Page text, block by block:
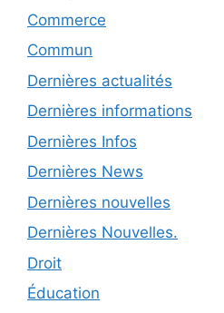
Commerce
Commun
Dernières actualités
Dernières informations
Dernières Infos
Dernières News
Dernières nouvelles
Dernières Nouvelles.
Droit
Éducation